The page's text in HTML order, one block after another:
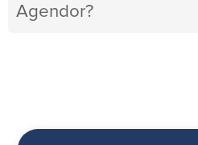
Agendor?